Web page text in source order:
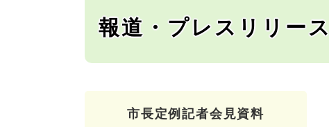
報道・プレスリリース
市長定例記者会見資料